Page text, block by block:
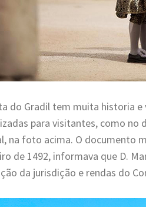
do Gradil tem muita historia
para visitantes, como no
na foto acima. O documento
de 1492, informava que D.
da jurisdição e rendas do